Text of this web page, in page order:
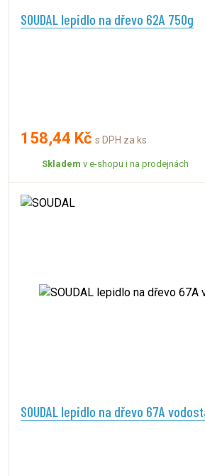
SOUDAL lepidlo na dřevo 62A 750g
158,44 Kč s DPH za ks
Skladem v e-shopu i na prodejnách
SOUDAL lepidlo na dřevo 67A